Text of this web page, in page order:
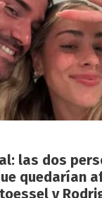
las dos
quedarían
y